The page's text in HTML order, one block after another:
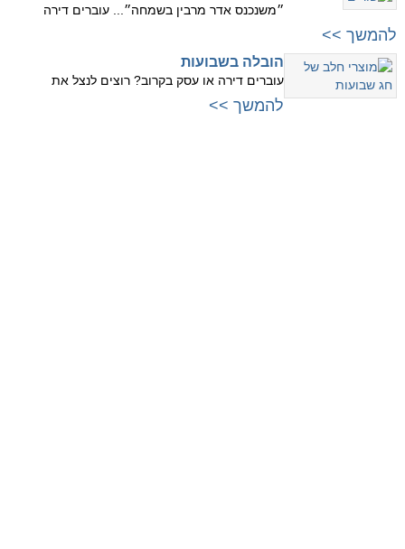
״משנכנס אדר מרבין בשמחה״... עוברים דירה
להמשך >>
הובלה בשבועות
עוברים דירה או עסק בקרוב? רוצים לנצל את
להמשך >>